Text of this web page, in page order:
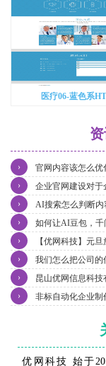
医疗06-蓝色系
官网内容该怎么优
›
企业官网建设对于
›
AI搜索怎么判断内
›
如何让AI豆包，千
›
【优网科技】元
›
我们怎么把公司的
›
昆山优网信息科技
›
非标自动化企业制
›
优网科技 始于